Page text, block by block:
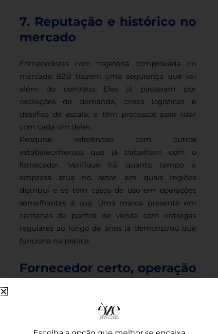
7. Reputação e histórico no
mercado
Fornecedores com trajetória comprovada no
mercado B2B trazem uma segurança que vai
além do contrato. Eles já passaram por
oscilações de demanda, crises logísticas e
desafios de escala, e têm processos para lidar
com cada um deles.
Pesquise referências com outros
estabelecimentos que já trabalham com o
fornecedor. Verifique há quanto tempo a
empresa atua no setor, em quais regiões
distribui e se tem casos de uso em operações
semelhantes à sua. Uma marca presente em
centenas de pontos de venda com entregas
regulares ao longo de anos já demonstrou que
funciona na prática.
Fornecedor certo, operação
Na prática, o fornecedor de congelados entra na